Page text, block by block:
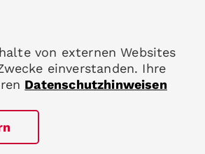
von externen Websites
einverstanden. Ihre
Datenschutzhinweisen